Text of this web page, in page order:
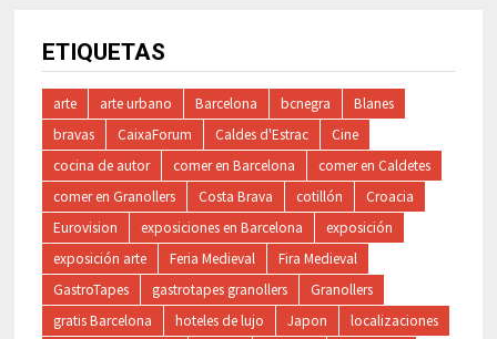
ETIQUETAS
arte arte urbano Barcelona bcnegra
Blanes
bravas
CaixaForum Caldes d'Estrac
Cine
cocina de autor
comer en Barcelona
comer en Caldetes
comer en Granollers
Costa Brava cotillón
Croacia
Eurovision
exposiciones en Barcelona
exposición
exposición arte
Feria Medieval
Fira Medieval
GastroTapes
gastrotapes granollers
Granollers
gratis Barcelona
hoteles de lujo Japon
localizaciones